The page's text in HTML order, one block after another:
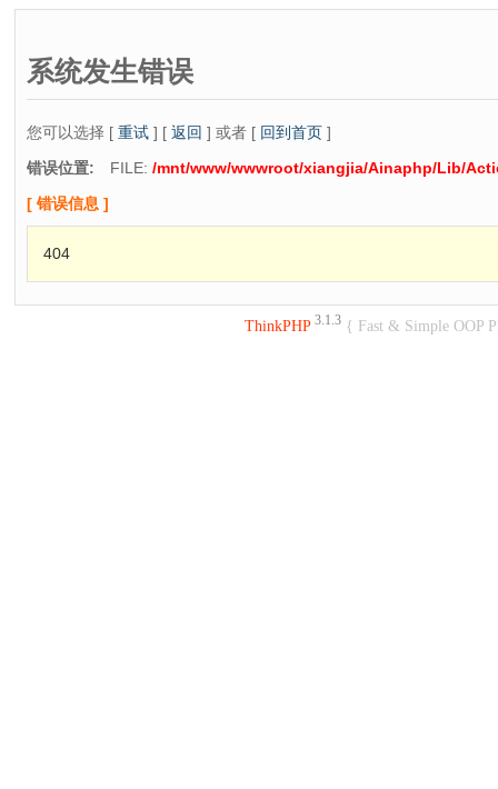
系统发生错误
您可以选择 [ 重试 ] [ 返回 ] 或者 [ 回到首页 ]
错误位置: FILE: /mnt/www/wwwroot/xiangjia/Ainaphp/Lib/
[ 错误信息 ]
404
ThinkPHP 3.1.3{ Fast & Simple OOP